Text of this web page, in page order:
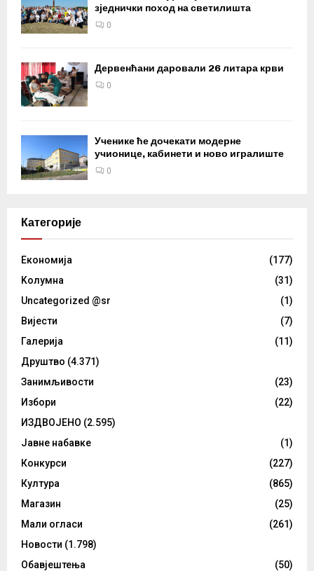
зједнички поход на светилишта
0
Дервенћани даровали 26 литара крви
0
Ученике ће дочекати модерне
учионице, кабинети и ново игралиште
0
Категорије
Eкономија
(177)
Kолумнa
(31)
Uncategorized @sr
(1)
Вијести
(7)
Галерија
(11)
Друштво (4.371)
Занимљивости
(23)
Избори
(22)
ИЗДВОЈЕНО (2.595)
Јавне набавке
(1)
Конкурси
(227)
Култура
(865)
Магазин
(25)
Мали огласи
(261)
Новости (1.798)
Обавјештења
(50)